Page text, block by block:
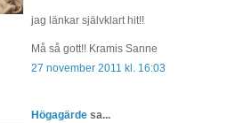
jag länkar självklart hit!!
Må så gott!! Kramis Sanne
27 november 2011 kl. 16:03
Högagärde sa...